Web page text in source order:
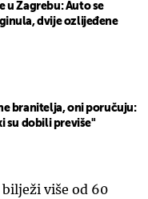
u Zagrebu: Auto se
dvije ozlijeđene
branitelja, oni poručuju:
su dobili previše"
više od 60